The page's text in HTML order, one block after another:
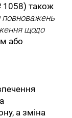
1058) також
повноважень
щодо
або
а зміна